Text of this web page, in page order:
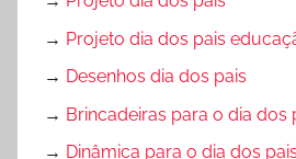
→ Projeto dia dos pais
→ Desenhos dia dos pais
→ Brincadeiras para o dia dos
→ Dinâmica para o dia dos pais